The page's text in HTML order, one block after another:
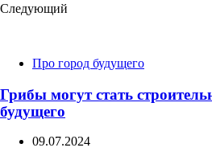
Следующий
Про город будущего
Грибы могут стать
будущего
09.07.2024